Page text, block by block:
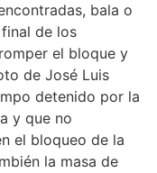
bala o
de los
el bloque y
de José Luis
detenido por la
y que no
el bloqueo de la
la masa de